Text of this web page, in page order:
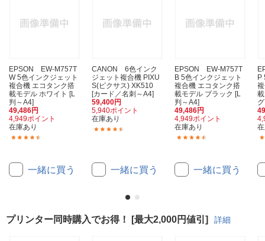
EPSON EW-M757T
W 5色インクジェット
複合機 エコタンク搭
載モデル ホワイト [L
判～A4]
49,486円
4,949ポイント
在庫あり
一緒に買う
CANON 6色インク
ジェット複合機 PIXU
S(ピクサス) XK510
[カード／名刺～A4]
59,400円
5,940ポイント
在庫あり
一緒に買う
EPSON EW-M757T
B 5色インクジェット
複合機 エコタンク搭
載モデル ブラック [L
判～A4]
49,486円
4,949ポイント
在庫あり
一緒に買う
P
プリンター同時購入でお得！ [最大2,000円値引] 詳細